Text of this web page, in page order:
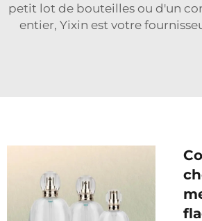
petit lot de bouteilles ou d'un
entier, Yixin est votre